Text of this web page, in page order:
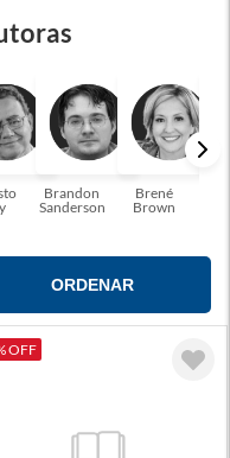
o seu crescimento
A leitura
ajudar a transformar a
perfeito para você!
Brandon
Sanderson
Brené
Brown
ORDENAR
OFF